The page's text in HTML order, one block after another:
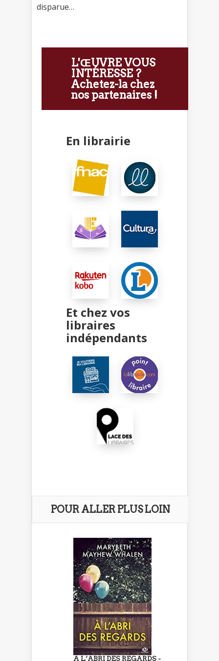
disparue…
L'ŒUVRE VOUS
INTÉRESSE ?
Achetez-la chez
nos partenaires !
En librairie
Et chez vos
libraires
indépendants
POUR ALLER PLUS LOIN
A L’ABRI DES REGARDS -